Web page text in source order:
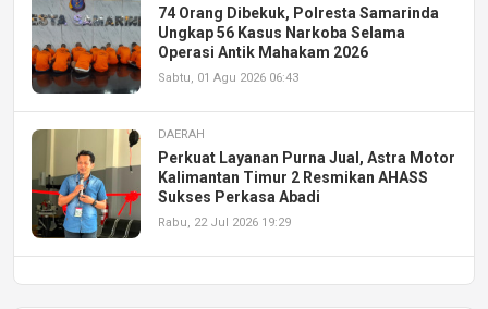
74 Orang Dibekuk, Polresta Samarinda
Ungkap 56 Kasus Narkoba Selama
Operasi Antik Mahakam 2026
Sabtu, 01 Agu 2026 06:43
DAERAH
Perkuat Layanan Purna Jual, Astra Motor
Kalimantan Timur 2 Resmikan AHASS
Sukses Perkasa Abadi
Rabu, 22 Jul 2026 19:29